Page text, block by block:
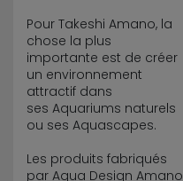
Pour Takeshi Amano, la
chose la plus
importante est de créer
un environnement
attractif dans
ses Aquariums naturels
ou ses Aquascapes.
Les produits fabriqués
par Aqua Design Amano